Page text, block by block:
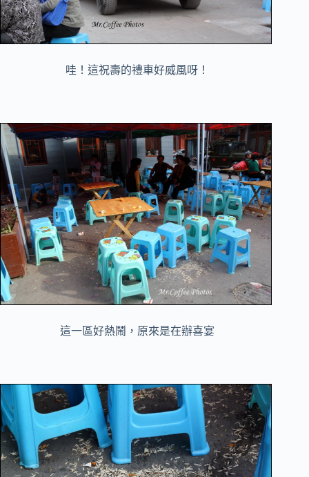
哇！這祝壽的禮車好威風呀！
這一區好熱鬧，原來是在辦喜宴